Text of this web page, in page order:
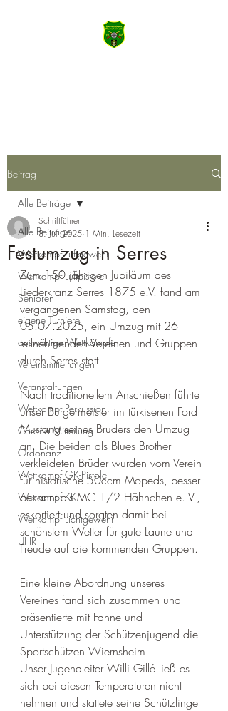
Beitrag
Alle Beiträge
Wettkampf Luftgewehr
Wettkampf Luftpistole
Senioren
eigene Turniere
auswärtige Wettkämpfe
Vereinsmitteilungen
Veranstaltungen
Wettkampf Perkussion
Corona Mitteilung
Ordonanz
Wettkampf GK-Pistole
Wettkampf KK
Wettkampf Lichtgewehr
UHR
Alle Beiträge
Festumzug in Serres
Schriftführer
8. Juli 2025 1 Min. Lesezeit
Zum 150 jährigen Jubiläum des
Liederkranz Serres 1875 e.V. fand am
vergangenen Samstag, den
05.07.2025, ein Umzug mit 26
teilnehmenden Vereinen und Gruppen
durch Serres statt.
Nach traditionellem Anschießen führte
unser Bürgermeister im türkisenen Ford
Mustang seines Bruders den Umzug
an. Die beiden als Blues Brother
verkleideten Brüder wurden vom Verein
für historische 50ccm Mopeds, besser
bekannt als MC 1/2 Hähnchen e. V.,
eskortiert und sorgten damit bei
schönstem Wetter für gute Laune und
Freude auf die kommenden Gruppen.
Eine kleine Abordnung unseres
Vereines fand sich zusammen und
präsentierte mit Fahne und
Unterstützung der Schützenjugend die
Sportschützen Wiernsheim.
Unser Jugendleiter Willi Gillé ließ es
sich bei diesen Temperaturen nicht
nehmen und stattete seine Schützlinge